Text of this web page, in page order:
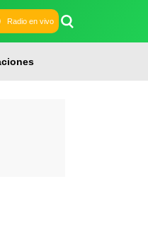
Radio en vivo